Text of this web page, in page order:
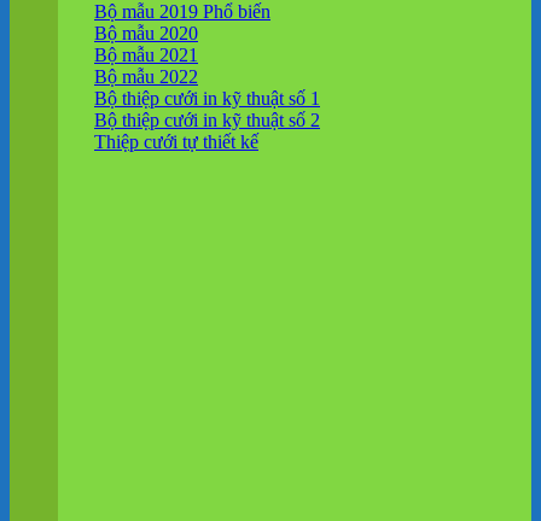
Bộ mẫu 2019
Bộ mẫu 2020
Bộ mẫu 2021
Bộ mẫu 2022
Bộ thiệp cưới in kỹ thuật số 1
Bộ thiệp cưới in kỹ thuật số 2
Thiệp cưới tự thiết kế